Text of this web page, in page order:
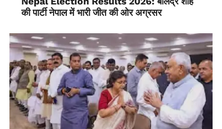
की पार्टी नेपाल में भारी जीत की ओर अग्रसर